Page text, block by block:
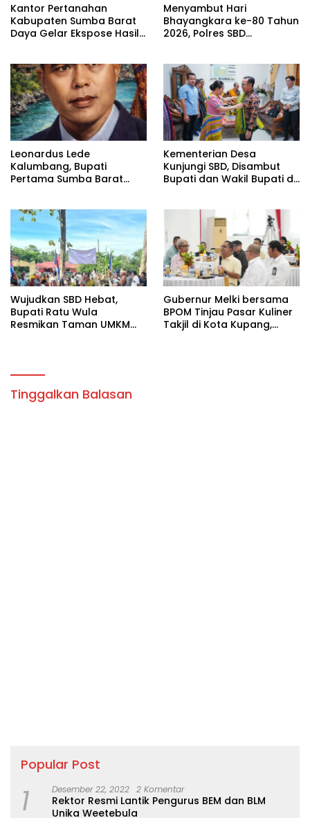
Kantor Pertanahan
Kabupaten Sumba Barat
Daya Gelar Ekspose Hasil
Menyambut Hari
Bhayangkara ke-80 Tahun
2026, Polres SBD
Tempat
Leonardus Lede
Kalumbang, Bupati
Pertama Sumba Barat
Sumba
Kementerian Desa
Kunjungi SBD, Disambut
Bupati dan Wakil Bupati di
Wujudkan SBD Hebat,
Bupati Ratu Wula
Resmikan Taman UMKM
Gubernur Melki bersama
BPOM Tinjau Pasar Kuliner
Takjil di Kota Kupang,
Tinggalkan Balasan
Popular Post
1 Desember 22, 2022 2 Komentar
Rektor Resmi Lantik Pengurus BEM dan BLM
Unika Weetebula